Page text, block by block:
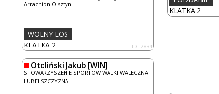
Arrachion Olsztyn
KLATKA 2 ID: 7834
WOLNY LOS
Otoliński Jakub [WIN]
STOWARZYSZENIE SPORTÓW WALKI WALECZNA
LUBELSZCZYZNA
KLATKA 2